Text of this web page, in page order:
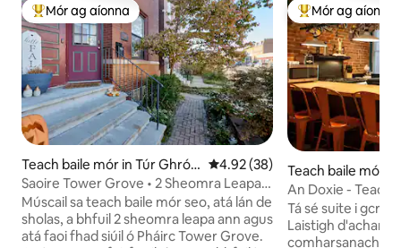
An-mhór ag aíonna
Mór ag aíonna
Teach baile mór in Túr Ghróib
he Theas
Meánrátáil 4.92 as 5, 38
4.92 (38)
Saoire Tower Grove • 2 Sheomra Leapa
le Seomra Folctha
Múscail sa teach baile mór seo, atá lán de
sholas, a bhfuil 2 sheomra leapa ann agus
atá faoi fhad siúil ó Pháirc Tower Grove.
An-mhór ag
Mór ag aíonna
Teach baile mór
An Doxie - Teach
Tá sé suite i
Laistigh d'achar
comharsanachta